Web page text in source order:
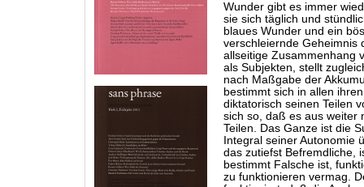
Wunder gibt es immer
sie sich täglich und
blaues Wunder und ein
verschleiernde Geheimnis
allseitige Zusammenhang
als Subjekten, stellt
nach Maßgabe der
bestimmt sich in allen
diktatorisch seinen Teilen
sich so, daß es aus weiter
Teilen. Das Ganze ist die
Integral seiner Autonomie
das zutiefst Befremdliche,
bestimmt Falsche ist,
zu funktionieren vermag.